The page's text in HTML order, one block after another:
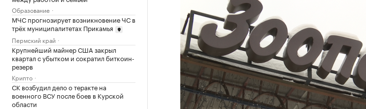
Образование
МЧС прогнозирует возникновение ЧС в
трёх муниципалитетах Прикамья
Пермский край
Крупнейший майнер США закрыл
квартал с убытком и сократил биткоин-
резерв
Крипто
СК возбудил дело о теракте на
военного ВСУ после боев в Курской
области